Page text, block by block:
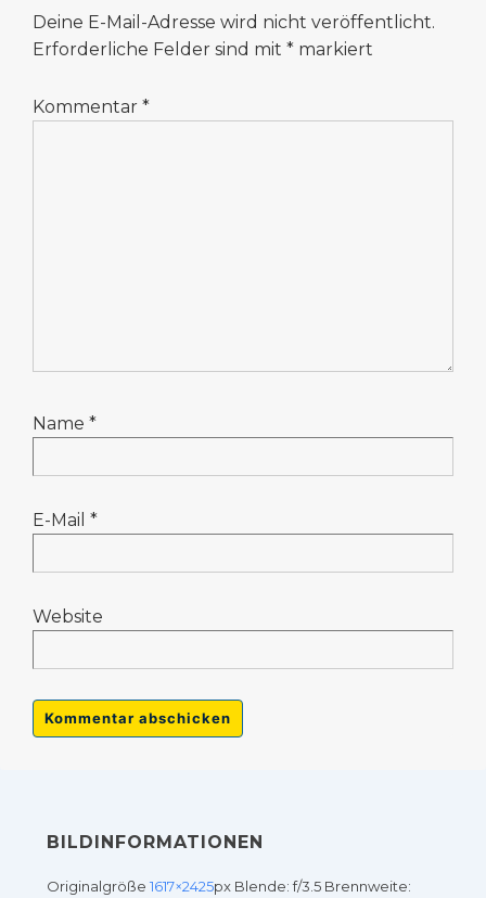
Deine E-Mail-Adresse wird nicht veröffentlicht.
Erforderliche Felder sind mit * markiert
Kommentar *
Name *
E-Mail *
Website
BILDINFORMATIONEN
Originalgröße 1617×2425px Blende: f/3.5 Brennweite: